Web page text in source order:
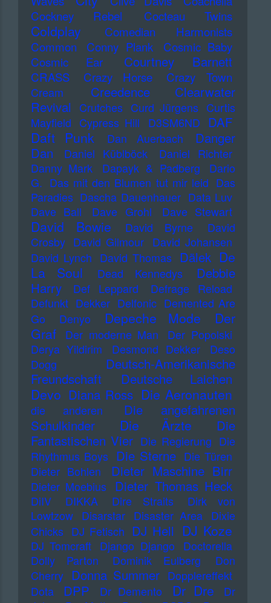
Cockney Rebel
Cocteau Twins
Coldplay
Comedian Harmonists
Common
Conny Plank
Cosmic Baby
Cosmic Ear
Courtney Barnett
CRASS Crazy Horse Crazy Town
Cream
Creedence Clearwater
Revival
Crutches Curd Jürgens Curtis
Mayfield Cypress Hill D3SM6ND DAF
Daft Punk Dan Auerbach
Danger
Dan
Daniel Küblböck
Daniel Richter
Danny Mark
Dapayk & Padberg
Dario
G. Das mit den Blumen tut mir leid Das
Paradies Dascha Dauenhauer Data Luv
Dave Ball
Dave Grohl Dave Stewart
David Bowie David Byrne
David
Crosby David Gilmour David Johansen
David Lynch David Thomas Dälek De
La Soul
Dead Kennedys
Debbie
Harry
Def Leppard
Defrage Reload
Defunkt Dekker Delfonic Demented Are
Go
Denyo Depeche Mode
Der
Graf
Der moderne Man
Der Popolski
Derya Yildirim
Desmond Dekker
Deso
Dogg
Deutsch-Amerikanische
Freundschaft
Deutsche Laichen
Devo Diana Ross Die Aeronauten
die anderen
Die angefahrenen
Schulkinder
Die Ärzte
Die
Fantastischen Vier Die Regierung Die
Rhythmus Boys Die Sterne Die Türen
Dieter Bohlen
Dieter Maschine Birr
Dieter Moebius Dieter Thomas Heck
DiIV DIKKA Dire Straits
Dirk von
Lowtzow
Disarstar Disaster Area
Dixie
Chicks DJ Fetisch DJ Hell DJ Koze
DJ Tomcraft Django Django
Doctorella
Dolly Parton
Dominik Eulberg
Don
Cherry Donna Summer Dopplereffekt
Dota
DPP Dr Demento Dr Dre
Dr